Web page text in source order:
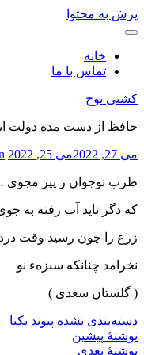
پرش به محتوا
خانه
تماس با ما
کشتی نوح
حافظ از دست مده دولت
می 27, 2022 می 25, 2022
طرب نوجوان ز پیر مجوی
که دگر ناید آب رفته به
زرع را چون رسید وقت
نخرامد چنانکه سبزهء نو
( گلستان سعدی )
دسته‌بندی نشده پیوند یکتا
نوشتهٔ پیشین
نوشتهٔ بعدی